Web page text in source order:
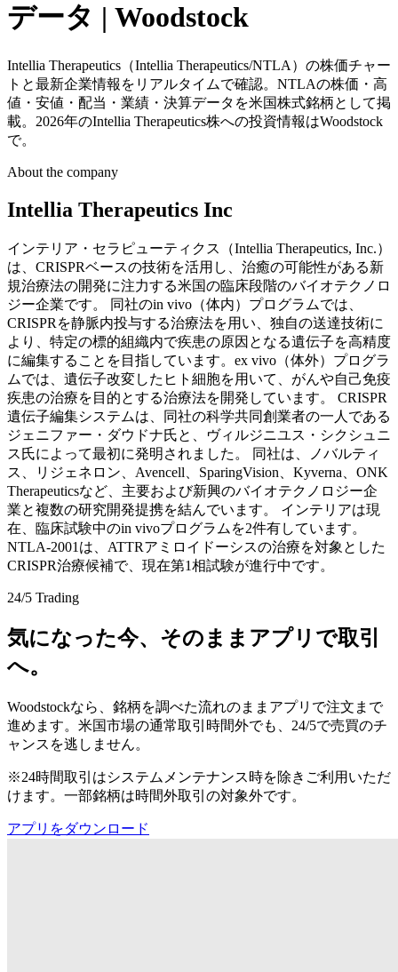
データ | Woodstock
Intellia Therapeutics（Intellia Therapeutics/NTLA）の株価チャー
トと最新企業情報をリアルタイムで確認。NTLAの株価・高
値・安値・配当・業績・決算データを米国株式銘柄として掲
載。2026年のIntellia Therapeutics株への投資情報はWoodstock
で。
About the company
Intellia Therapeutics Inc
インテリア・セラピューティクス（Intellia Therapeutics, Inc.）
は、CRISPRベースの技術を活用し、治癒の可能性がある新
規治療法の開発に注力する米国の臨床段階のバイオテクノロ
ジー企業です。 同社のin vivo（体内）プログラムでは、
CRISPRを静脈内投与する治療法を用い、独自の送達技術に
より、特定の標的組織内で疾患の原因となる遺伝子を高精度
に編集することを目指しています。ex vivo（体外）プログラ
ムでは、遺伝子改変したヒト細胞を用いて、がんや自己免疫
疾患の治療を目的とする治療法を開発しています。 CRISPR
遺伝子編集システムは、同社の科学共同創業者の一人である
ジェニファー・ダウドナ氏と、ヴィルジニユス・シクシュニ
ス氏によって最初に発明されました。 同社は、ノバルティ
ス、リジェネロン、Avencell、SparingVision、Kyverna、ONK
Therapeuticsなど、主要および新興のバイオテクノロジー企
業と複数の研究開発提携を結んでいます。 インテリアは現
在、臨床試験中のin vivoプログラムを2件有しています。
NTLA-2001は、ATTRアミロイドーシスの治療を対象とした
CRISPR治療候補で、現在第1相試験が進行中です。
24/5 Trading
気になった今、そのままアプリで取引
へ。
Woodstockなら、銘柄を調べた流れのままアプリで注文まで
進めます。米国市場の通常取引時間外でも、24/5で売買のチ
ャンスを逃しません。
※24時間取引はシステムメンテナンス時を除きご利用いただ
けます。一部銘柄は時間外取引の対象外です。
アプリをダウンロード